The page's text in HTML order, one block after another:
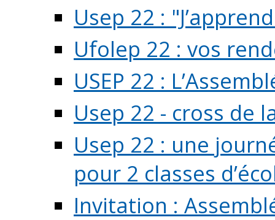
Usep 22 :
Ufolep 22 : vos
USEP 22 :
Usep 22 - cross de
Usep 22 : une
pour 2 classes
Invitation :